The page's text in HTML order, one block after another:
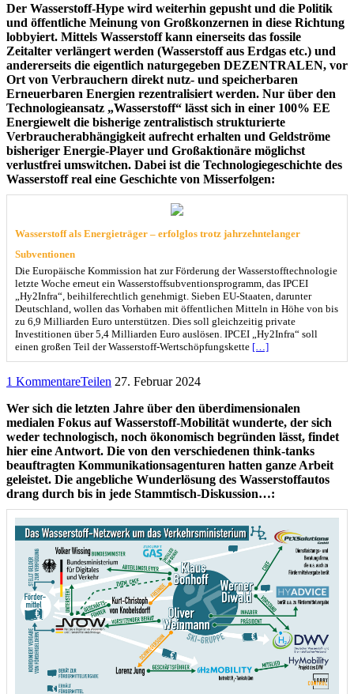
Der Wasserstoff-Hype wird weiterhin gepusht und die Politik
und öffentliche Meinung von Großkonzernen in diese Richtung
lobbyiert. Mittels Wasserstoff kann einerseits das fossile
Zeitalter verlängert werden (Wasserstoff aus Erdgas etc.) und
andererseits die eigentlich naturgegeben DEZENTRALEN, vor
Ort von Verbrauchern direkt nutz- und speicherbaren
Erneuerbaren Energien rezentralisiert werden. Nur über den
Technologieansatz „Wasserstoff“ lässt sich in einer 100% EE
Energiewelt die bisherige zentralistisch strukturierte
Verbraucherabhängigkeit aufrecht erhalten und Geldströme
bisheriger Energie-Player und Großaktionäre möglichst
verlustfrei umswitchen. Dabei ist die Technologiegeschichte des
Wasserstoff real eine Geschichte von Misserfolgen:
Wasserstoff als Energieträger – erfolglos trotz jahrzehntelanger
Subventionen
Die Europäische Kommission hat zur Förderung der Wasserstofftechnologie
letzte Woche erneut ein Wasserstoffsubventionsprogramm, das IPCEI
„Hy2Infra“, beihilferechtlich genehmigt. Sieben EU-Staaten, darunter
Deutschland, wollen das Vorhaben mit öffentlichen Mitteln in Höhe von bis
zu 6,9 Milliarden Euro unterstützen. Dies soll gleichzeitig private
Investitionen über 5,4 Milliarden Euro auslösen. IPCEI „Hy2Infra“ soll
einen großen Teil der Wasserstoff-Wertschöpfungskette […]
1 KommentareTeilen 27. Februar 2024
Wer sich die letzten Jahre über den überdimensionalen
medialen Fokus auf Wasserstoff-Mobilität wunderte, der sich
weder technologisch, noch ökonomisch begründen lässt, findet
hier eine Antwort. Die von den verschiedenen think-tanks
beauftragten Kommunikationsagenturen hatten ganze Arbeit
geleistet. Die angebliche Wunderlösung des Wasserstoffautos
drang durch bis in jede Stammtisch-Diskussion…: